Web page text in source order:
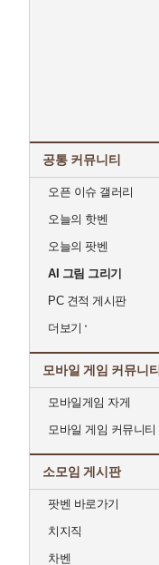
공통 커뮤니티
오픈 이슈 갤러리
오늘의 핫벤
오늘의 팟벤
AI 그림 그리기
PC 견적 게시판
더보기
모바일 게임 커뮤니티
모바일게임 자게
모바일 게임 커뮤니티
소모임 게시판
팟벤 바로가기
치지직
차벤